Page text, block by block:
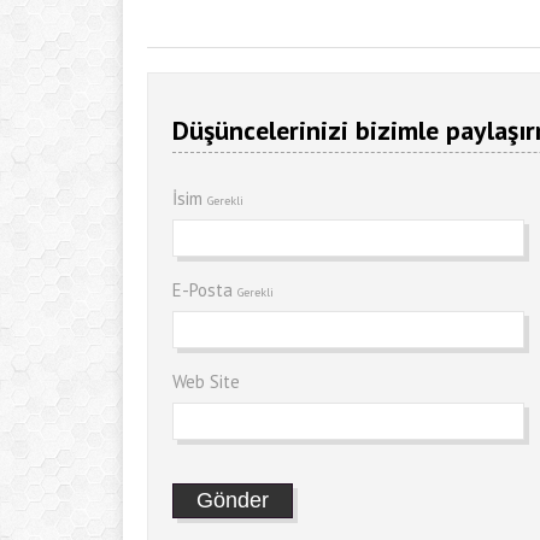
Düşüncelerinizi bizimle
İsim Gerekli
E-Posta Gerekli
Web Site